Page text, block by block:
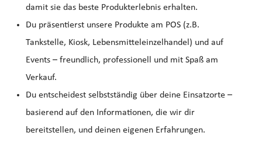
damit sie das beste Produkterlebnis erhalten.
Du präsentierst unsere Produkte am POS (z.B.
Tankstelle, Kiosk, Lebensmitteleinzelhandel) und auf
Events – freundlich, professionell und mit Spaß am
Verkauf.
Du entscheidest selbstständig über deine Einsatzorte –
basierend auf den Informationen, die wir dir
bereitstellen, und deinen eigenen Erfahrungen.